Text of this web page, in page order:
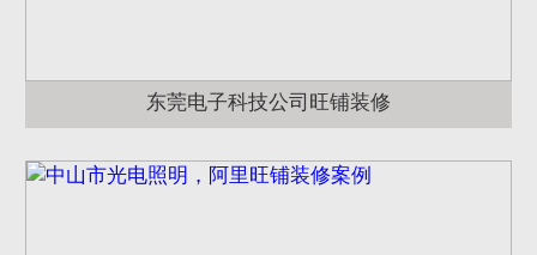
东莞电子科技公司旺铺装修